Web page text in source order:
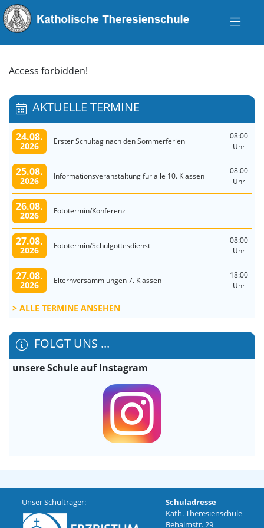
Access forbidden!
AKTUELLE TERMINE
24.08.
2026 Erster Schultag nach den Sommerferien
08:00
Uhr
25.08.
2026 Informationsveranstaltung für alle 10. Klassen
08:00
Uhr
26.08.
2026 Fototermin/Konferenz
27.08.
2026 Fototermin/Schulgottesdienst
08:00
Uhr
27.08.
2026 Elternversammlungen 7. Klassen
18:00
Uhr
ALLE TERMINE ANSEHEN
FOLGT UNS ...
unsere Schule auf Instagram
Unser Schulträger:
Schuladresse
Kath. Theresienschule
Behaimstr. 29